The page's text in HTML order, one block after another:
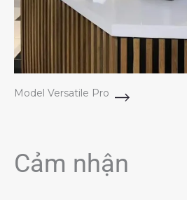
Model Versatile Pro
Cảm nhận